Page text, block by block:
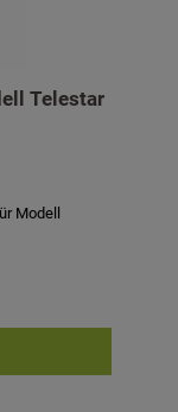
Telestar
Modell